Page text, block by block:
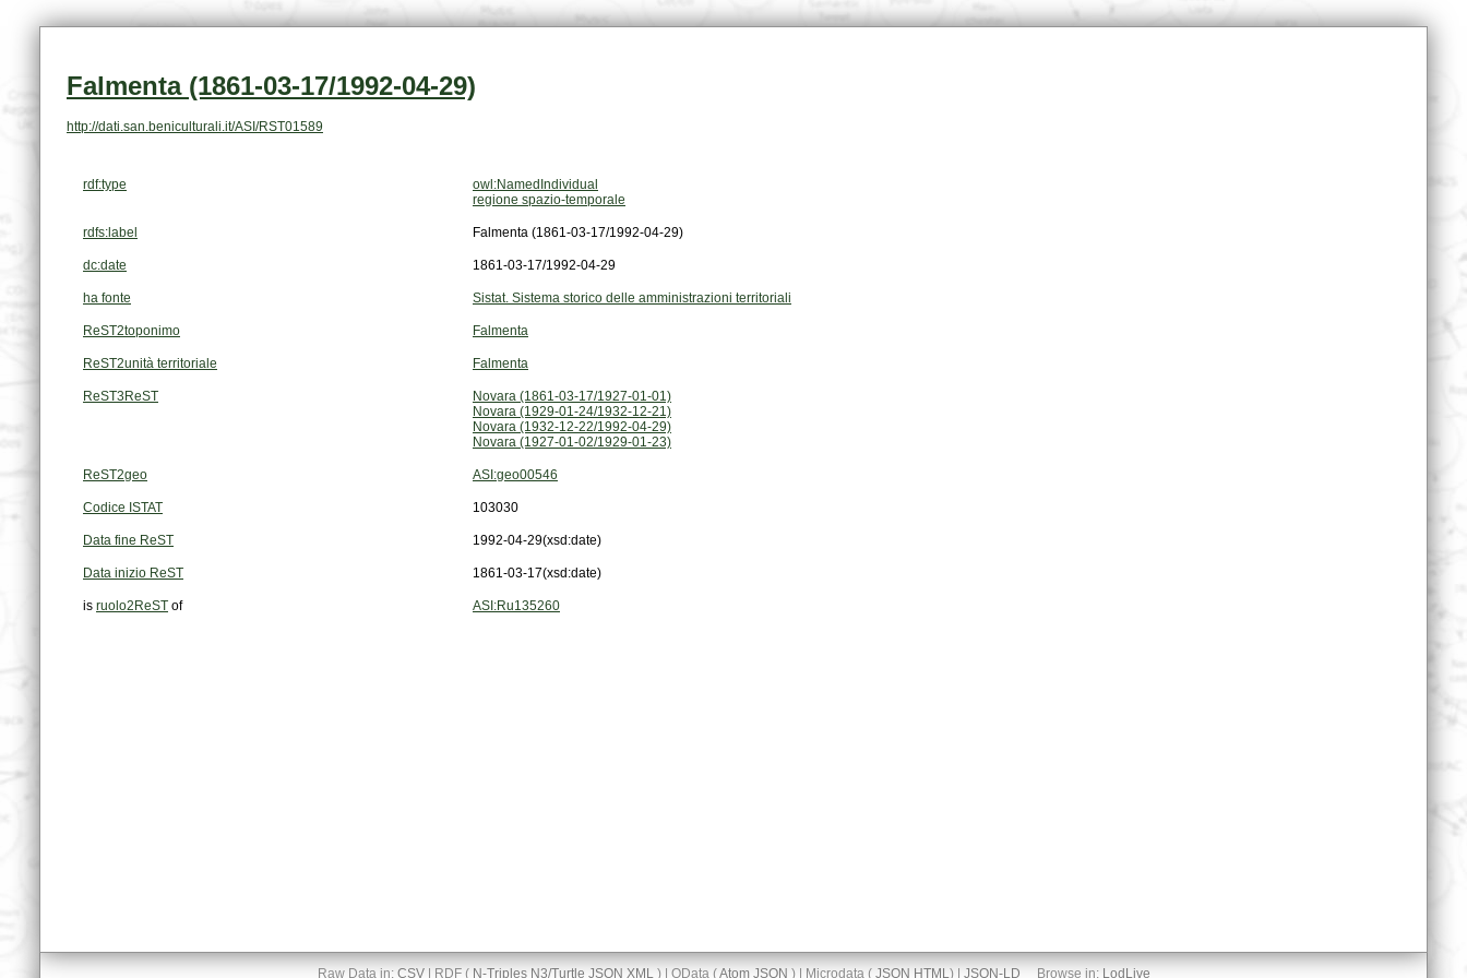
Falmenta (1861-03-17/1992-04-29)
http://dati.san.beniculturali.it/ASI/RST01589
rdf:type
owl:NamedIndividual
regione spazio-temporale
rdfs:label Falmenta (1861-03-17/1992-04-29)
dc:date 1861-03-17/1992-04-29
ha fonte Sistat. Sistema storico delle amministrazioni territoriali
ReST2toponimo Falmenta
ReST2unità territoriale Falmenta
ReST3ReST
Novara (1861-03-17/1927-01-01)
Novara (1929-01-24/1932-12-21)
Novara (1932-12-22/1992-04-29)
Novara (1927-01-02/1929-01-23)
ReST2geo ASI:geo00546
Codice ISTAT 103030
Data fine ReST 1992-04-29(xsd:date)
Data inizio ReST 1861-03-17(xsd:date)
is ruolo2ReST of ASI:Ru135260
Raw Data in: CSV| RDF ( N-Triples N3/Turtle JSON XML) | OData (Atom JSON ) | Microdata ( JSON HTML) | JSON-LD Browse in: LodLive